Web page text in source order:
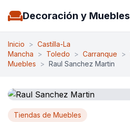
Decoración y Muebles
Inicio > Castilla-La
Mancha
> Toledo > Carranque >
Muebles
> Raul Sanchez Martin
Tiendas de Muebles